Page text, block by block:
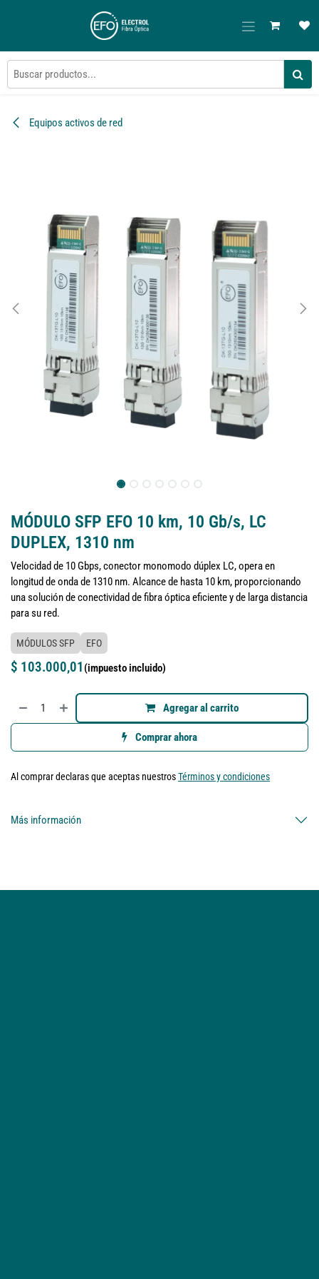
Equipos activos de red
MÓDULO SFP EFO 10 km, 10 Gb/s, LC
DUPLEX, 1310 nm
Velocidad de 10 Gbps, conector monomodo dúplex LC, opera en
longitud de onda de 1310 nm. Alcance de hasta 10 km, proporcionando
una solución de conectividad de fibra óptica eficiente y de larga distancia
para su red.
MÓDULOS SFP EFO
$ 103.000,01 (impuesto incluido)
Agregar al carrito
Comprar ahora
Al comprar declaras que aceptas nuestrosTérminos y condiciones
Más información